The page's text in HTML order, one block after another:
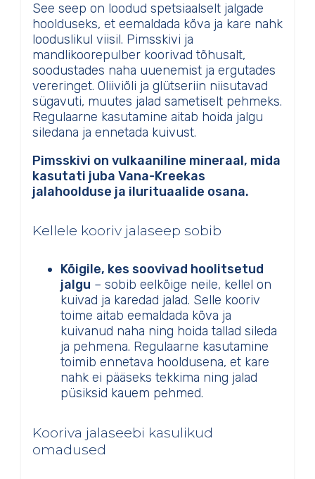
See seep on loodud spetsiaalselt jalgade
hoolduseks, et eemaldada kõva ja kare nahk
looduslikul viisil. Pimsskivi ja
mandlikoorepulber koorivad tõhusalt,
soodustades naha uuenemist ja ergutades
vereringet. Oliiviõli ja glütseriin niisutavad
sügavuti, muutes jalad sametiselt pehmeks.
Regulaarne kasutamine aitab hoida jalgu
siledana ja ennetada kuivust.
Pimsskivi on vulkaaniline mineraal, mida
kasutati juba Vana-Kreekas
jalahoolduse ja ilurituaalide osana.
Kellele kooriv jalaseep sobib
Kõigile, kes soovivad hoolitsetud
jalgu – sobib eelkõige neile, kellel on
kuivad ja karedad jalad. Selle kooriv
toime aitab eemaldada kõva ja
kuivanud naha ning hoida tallad sileda
ja pehmena. Regulaarne kasutamine
toimib ennetava hooldusena, et kare
nahk ei pääseks tekkima ning jalad
püsiksid kauem pehmed.
Kooriva jalaseebi kasulikud
omadused